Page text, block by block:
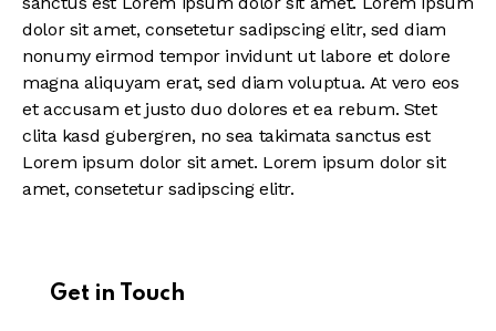
dolor sit amet, consetetur sadipscing elitr, sed diam
nonumy eirmod tempor invidunt ut labore et dolore
magna aliquyam erat, sed diam voluptua. At vero eos
et accusam et justo duo dolores et ea rebum. Stet
clita kasd gubergren, no sea takimata sanctus est
Lorem ipsum dolor sit amet. Lorem ipsum dolor sit
amet, consetetur sadipscing elitr.
Get in Touch